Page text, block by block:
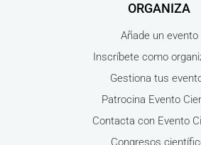
ORGANIZA
Añade un evento
Inscríbete como
Gestiona tus
Patrocina Evento
Contacta con Evento
Congresos